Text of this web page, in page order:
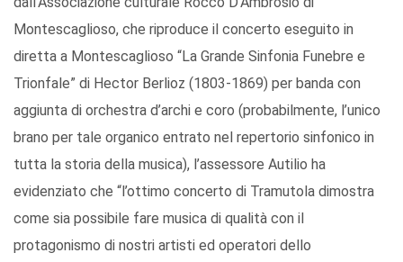
Montescaglioso, che riproduce il concerto eseguito in
diretta a Montescaglioso “La Grande Sinfonia Funebre e
Trionfale” di Hector Berlioz (1803-1869) per banda con
aggiunta di orchestra d’archi e coro (probabilmente, l’unico
brano per tale organico entrato nel repertorio sinfonico in
tutta la storia della musica), l’assessore Autilio ha
evidenziato che “l’ottimo concerto di Tramutola dimostra
come sia possibile fare musica di qualità con il
protagonismo di nostri artisti ed operatori dello